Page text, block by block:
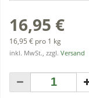
16,95 €
16,95 € pro 1 kg
inkl. MwSt., zzgl. Versand